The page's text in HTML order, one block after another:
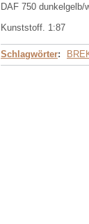
DAF 750 dunkelgelb/
Kunststoff. 1:87
Schlagwörter: